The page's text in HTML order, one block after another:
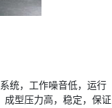
统，工作噪音低，运行
成型压力高，稳定，保证